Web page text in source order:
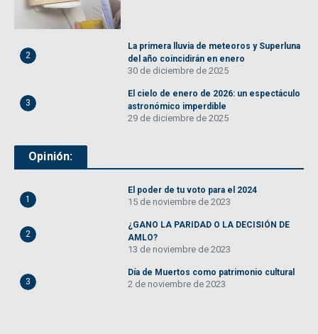
2
La primera lluvia de meteoros y Superluna
del año coincidirán en enero
30 de diciembre de 2025
3
El cielo de enero de 2026: un espectáculo
astronómico imperdible
29 de diciembre de 2025
Opinión:
1
El poder de tu voto para el 2024
15 de noviembre de 2023
2
¿GANO LA PARIDAD O LA DECISIÓN DE
AMLO?
13 de noviembre de 2023
3
Día de Muertos como patrimonio cultural
2 de noviembre de 2023